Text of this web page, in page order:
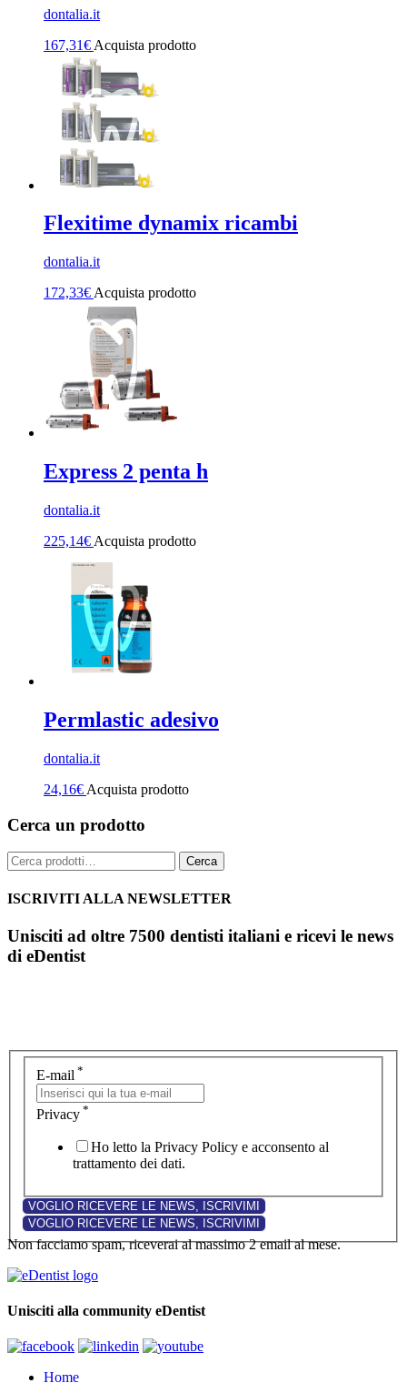
dontalia.it
167,31€ Acquista prodotto
Flexitime dynamix ricambi
dontalia.it
172,33€ Acquista prodotto
Express 2 penta h
dontalia.it
225,14€ Acquista prodotto
Permlastic adesivo
dontalia.it
24,16€ Acquista prodotto
Cerca un prodotto
Cerca: Cerca
ISCRIVITI ALLA NEWSLETTER
Unisciti ad oltre 7500 dentisti italiani e ricevi le news
di eDentist
E-mail *
Privacy *
Ho letto la Privacy Policy e acconsento al
trattamento dei dati.
Non facciamo spam, riceverai al massimo 2 email al mese.
Unisciti alla community eDentist
Home